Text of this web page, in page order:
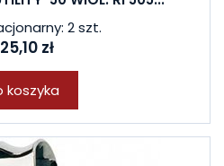
2 szt.
zł
koszyka